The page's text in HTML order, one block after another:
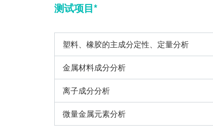
测试项目*
塑料、橡胶的主成分定性、定量分析
金属材料成分分析
离子成分分析
微量金属元素分析